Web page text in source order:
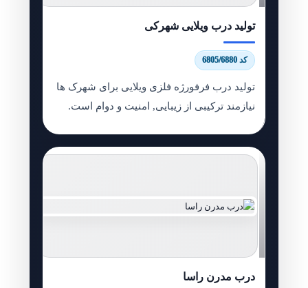
تولید درب ویلایی شهرکی
کد 6805/6880
تولید درب فرفورژه فلزی ویلایی برای شهرک ها
نیازمند ترکیبی از زیبایی, امنیت و دوام است.
درب مدرن راسا